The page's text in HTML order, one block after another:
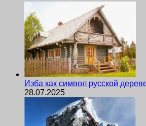
Изба как символ русской
28.07.2025